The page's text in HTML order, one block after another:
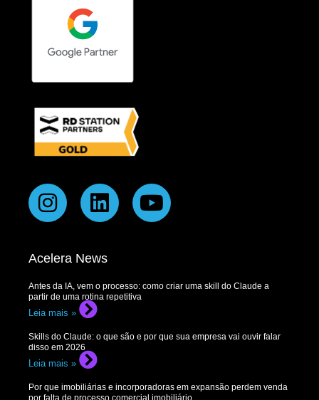
Acelera News
Antes da IA, vem o processo: como criar uma skill do Claude a
partir de uma rotina repetitiva
Leia mais »
Skills do Claude: o que são e por que sua empresa vai ouvir falar
disso em 2026
Leia mais »
Por que imobiliárias e incorporadoras em expansão perdem venda
por falta de processo comercial imobiliário